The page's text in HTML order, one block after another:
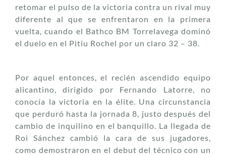
retomar el pulso de la victoria contra un rival muy
diferente al que se enfrentaron en la primera
vuelta, cuando el Bathco BM Torrelavega dominó
el duelo en el Pitiu Rochel por un claro 32 – 38.
Por aquel entonces, el recién ascendido equipo
alicantino, dirigido por Fernando Latorre, no
conocía la victoria en la élite. Una circunstancia
que perduró hasta la jornada 8, justo después del
cambio de inquilino en el banquillo. La llegada de
Roi Sánchez cambió la cara de sus jugadores,
como demostraron en el debut del técnico con un